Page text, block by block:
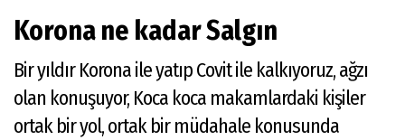
Korona ne kadar Salgın
Bir yıldır Korona ile yatıp Covit ile kalkıyoruz, ağzı
olan konuşuyor, Koca koca makamlardaki kişiler
ortak bir yol, ortak bir müdahale konusunda